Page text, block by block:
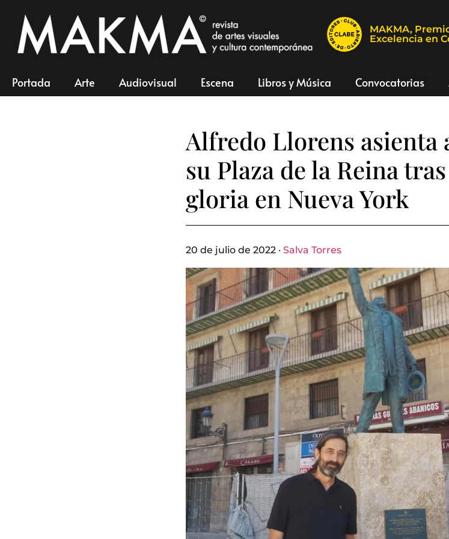
MAKMA,
Excelencia en
Portada Arte Audiovisual Escena Libros y Música Convocatorias
Alfredo Llorens asienta
su Plaza de la Reina
gloria en Nueva York
20 de julio de 2022 · Salva Torres